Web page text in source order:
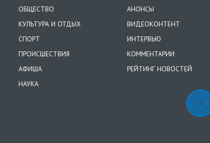
ОБЩЕСТВО
КУЛЬТУРА И ОТДЫХ
СПОРТ
ПРОИСШЕСТВИЯ
АФИША
НАУКА
АНОНСЫ
ВИДЕОКОНТЕНТ
ИНТЕРВЬЮ
КОММЕНТАРИИ
РЕЙТИНГ НОВОСТЕЙ